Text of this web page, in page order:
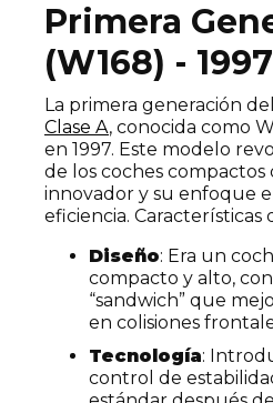
Primera
(W168) -
La primera generación del
Clase A, conocida como
en 1997. Este modelo
de los coches compactos
innovador y su enfoque
eficiencia. Características
Diseño: Era un
compacto y alto,
“sandwich” que
en colisiones
Tecnología:
control de